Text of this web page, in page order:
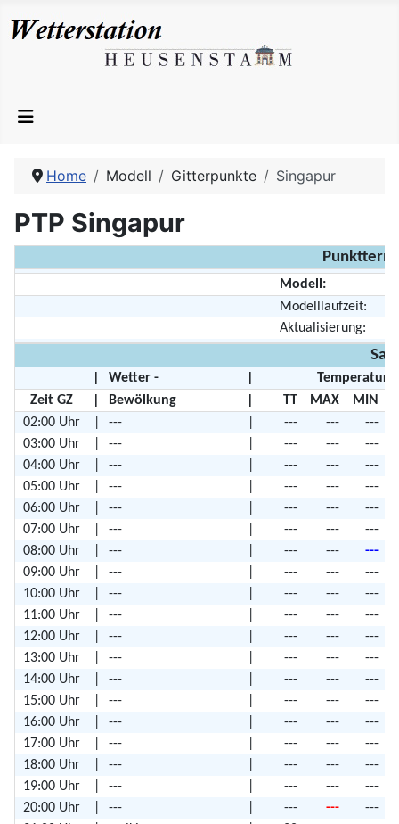
Home Modell Gitterpunkte Singapur
PTP Singapur
Modell:
Modelllaufzeit:
Aktualisierung:
Wetter -
Zeit GZ
Bewölkung TT MAX
MIN
02:00 Uhr
--- --- ---
---
03:00 Uhr
--- --- ---
---
04:00 Uhr
--- --- ---
---
05:00 Uhr
--- --- ---
---
06:00 Uhr
--- --- ---
---
07:00 Uhr
--- --- ---
---
08:00 Uhr
--- --- ---
---
09:00 Uhr
--- --- ---
---
10:00 Uhr
--- --- ---
---
11:00 Uhr
--- --- ---
---
12:00 Uhr
--- --- ---
---
13:00 Uhr
--- --- ---
---
14:00 Uhr
--- --- ---
---
15:00 Uhr
--- --- ---
---
16:00 Uhr
--- --- ---
---
17:00 Uhr
--- --- ---
---
18:00 Uhr
--- --- ---
---
19:00 Uhr
--- --- ---
---
20:00 Uhr
--- --- ---
---